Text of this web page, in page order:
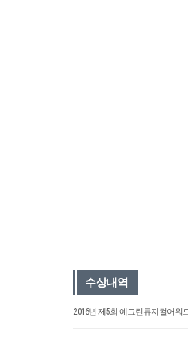
수상내역
2016년 제5회 예그린뮤지컬어워